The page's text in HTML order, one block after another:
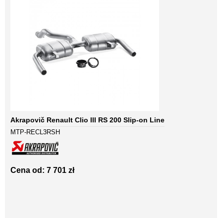
Akrapovič Renault Clio III RS 200 Slip-on Line
MTP-RECL3RSH
Cena od: 7 701 zł